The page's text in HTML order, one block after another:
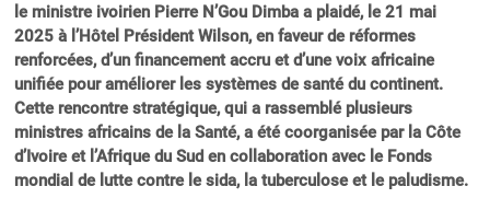
le ministre ivoirien Pierre N’Gou Dimba a plaidé, le 21 mai
2025 à l’Hôtel Président Wilson, en faveur de réformes
renforcées, d’un financement accru et d’une voix africaine
unifiée pour améliorer les systèmes de santé du continent.
Cette rencontre stratégique, qui a rassemblé plusieurs
ministres africains de la Santé, a été coorganisée par la Côte
d’Ivoire et l’Afrique du Sud en collaboration avec le Fonds
mondial de lutte contre le sida, la tuberculose et le paludisme.